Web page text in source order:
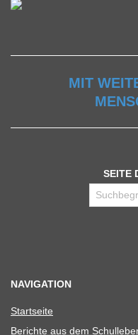
MIT
SEITE
NAVIGATION
Start­seite
Berichte aus dem